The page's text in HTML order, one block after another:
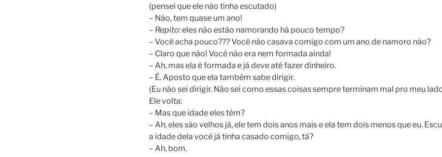
(pensei que ele não tinha escutado)
– Não, tem quase um ano!
– Repito:eles não estão namorando há pouco tempo?
– Você acha pouco??? Você não casava comigo com um ano de namoro não?
– Claro que não! Você não era nem formada ainda!
– Ah, mas ela é formada e já deve até fazer dinheiro.
– É. Aposto que ela também sabe dirigir.
(Eu não sei dirigir. Não sei como essas coisas sempre terminam mal pro meu
Ele volta:
– Mas que idade eles têm?
– Ah, eles são velhos já, ele tem dois anos mais e ela tem dois menos que eu.
a idade dela você já tinha casado comigo, tá?
– Ah, bom.